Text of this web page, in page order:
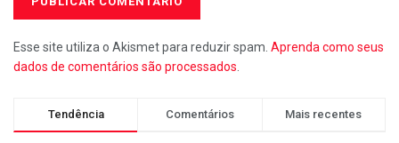
Esse site utiliza o Akismet para reduzir spam. Aprenda como seus
dados de comentários são processados
Tendência Comentários Mais recentes